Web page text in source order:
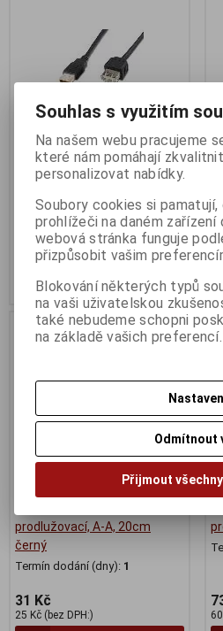
PremiumCord USB 2.0 kabel
prodlužovací, A-A, 1m černá
Termín dodání (dny):4
43 Kč
35 Kč (bez DPH:)
Koupit
74
prodlužovací, A-A, 20cm
černý
Termín dodání (dny): 1
31 Kč
25 Kč (bez DPH:)
Souhlas s využitím
Na našem webu pracujeme
které nám pomáhají
personalizovat nabídky.
Soubory cookies si pamatují,
prohlížeči na daném
webová stránka funguje
přizpůsobit vašim
Blokování některých typů
na vaši uživatelskou
také nebudeme schopni
na základě vašich preferencí.
Odmítnout
Přijmout